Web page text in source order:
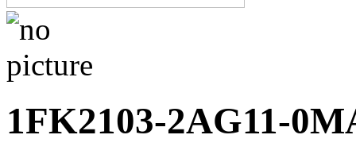
1FK2103-2AG11-